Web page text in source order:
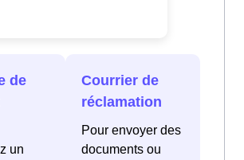
de
un
Courrier de
réclamation
Pour envoyer des
documents ou